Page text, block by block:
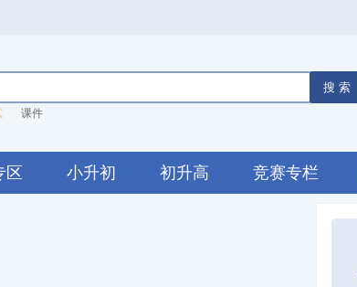
搜 索
课件
区 小升初 初升高 竞赛专栏